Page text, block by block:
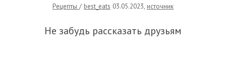
Рецепты / best_eats 03.05.2023, источник
Не забудь рассказать друзьям